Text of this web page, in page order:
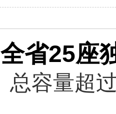
全省25座
总容量超